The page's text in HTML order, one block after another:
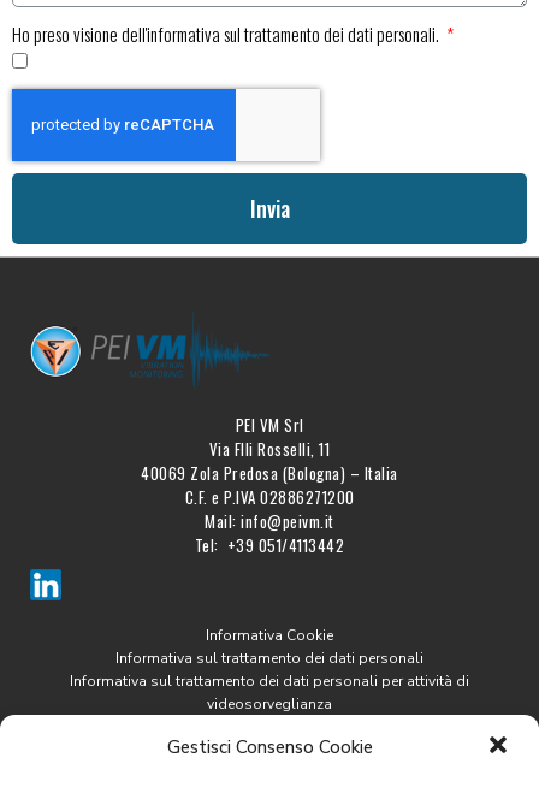
Gestisci Consenso Cookie
Ho preso visione dell'informativa sul trattamento dei dati personali.
Invia
PEI VM Srl
Via Flli Rosselli, 11
40069 Zola Predosa (Bologna) – Italia
C.F. e P.IVA 02886271200
Mail: info@peivm.it
Tel: +39 051/4113442
Informativa Cookie
Informativa sul trattamento dei dati personali
Informativa sul trattamento dei dati personali per attività di
videosorveglianza